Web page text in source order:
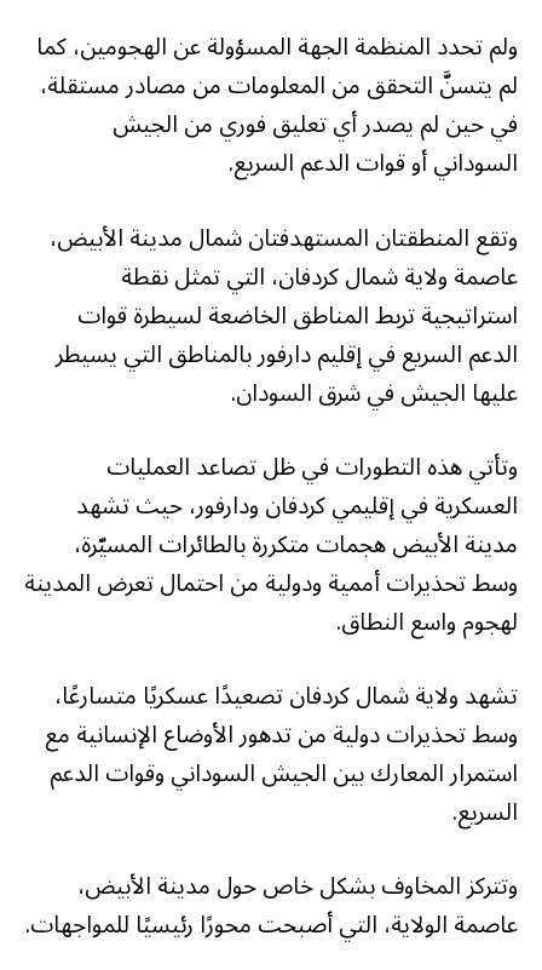
ولم تحدد المنظمة الجهة المسؤولة عن الهجومين، كما
لم يتسنَّ التحقق من المعلومات من مصادر مستقلة،
في حين لم يصدر أي تعليق فوري من الجيش
السوداني أو قوات الدعم السريع.
وتقع المنطقتان المستهدفتان شمال مدينة الأبيض،
عاصمة ولاية شمال كردفان، التي تمثل نقطة
استراتيجية تربط المناطق الخاضعة لسيطرة قوات
الدعم السريع في إقليم دارفور بالمناطق التي يسيطر
عليها الجيش في شرق السودان.
وتأتي هذه التطورات في ظل تصاعد العمليات
العسكرية في إقليمي كردفان ودارفور، حيث تشهد
مدينة الأبيض هجمات متكررة بالطائرات المسيّرة،
وسط تحذيرات أممية ودولية من احتمال تعرض المدينة
لهجوم واسع النطاق.
تشهد ولاية شمال كردفان تصعيدًا عسكريًا متسارعًا،
وسط تحذيرات دولية من تدهور الأوضاع الإنسانية مع
استمرار المعارك بين الجيش السوداني وقوات الدعم
السريع.
وتتركز المخاوف بشكل خاص حول مدينة الأبيض،
عاصمة الولاية، التي أصبحت محورًا رئيسيًا للمواجهات.